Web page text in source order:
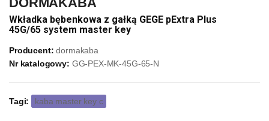
Wkładka bębenkowa z gałką GEGE pExtra Plus
45G/65 system master key
Producent: dormakaba
Nr katalogowy: GG-PEX-MK-45G-65-N
Tagi: kaba master key c